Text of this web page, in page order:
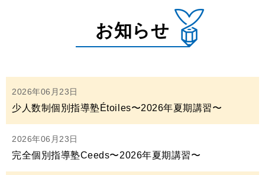
お知らせ
2026年06月23日
少人数制個別指導塾Étoiles〜2026年夏期講習〜
2026年06月23日
完全個別指導塾Ceeds〜2026年夏期講習〜